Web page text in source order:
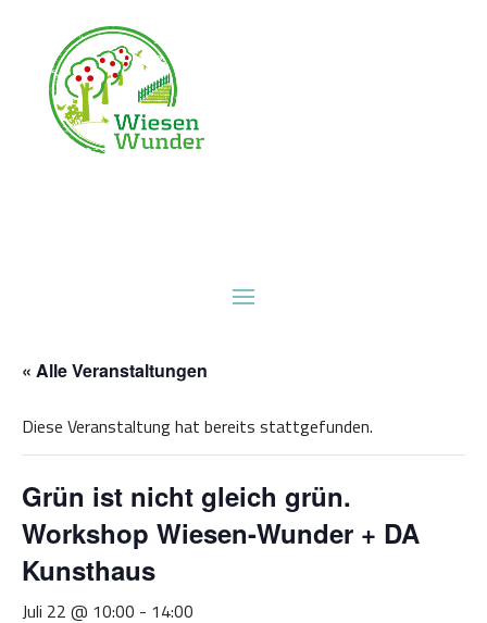
« Alle Veranstaltungen
Diese Veranstaltung hat bereits stattgefunden.
Grün ist nicht gleich grün.
Workshop Wiesen-Wunder + DA
Kunsthaus
Juli 22 @ 10:00 - 14:00